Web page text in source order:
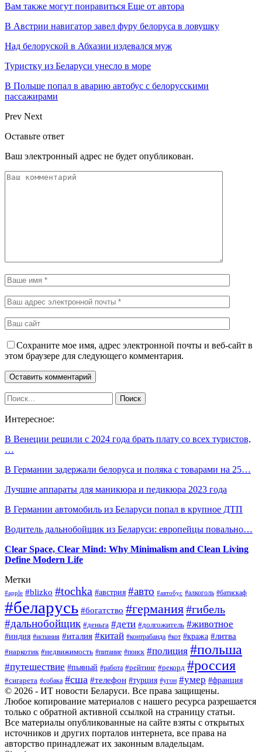
Вам также могут понравиться Еще от автора
В Австрии навигатор завел фуру белоруса в ловушку
Над белоруской в Абхазии издевался муж
Туристку из Беларуси унесло в море
В Польше попал в аварию автобус с белорусскими
пассажирами
Prev Next
Оставьте ответ
Ваш электронный адрес не будет опубликован.
Сохраните мое имя, адрес электронной почты и веб-сайт в
этом браузере для следующего комментария.
Интересное:
В Венеции решили с 2024 года брать плату со всех туристов,
…
В Германии задержали белоруса и поляка с товарами на 25…
Лучшие аппараты для маникюра и педикюра 2023 года
В Германии автомобиль из Беларуси попал в крупное ДТП
Водитель дальнобойщик из Беларуси: европейцы повально…
Clear Space, Clear Mind: Why Minimalism and Clean Living
Define Modern Life
Метки
#apple #blizko #tochka #австрия #авто #автобус #алкоголь #батискаф
#беларусь #богатство #германия#гибель
#дальнобойщик #деньга #дети #долгожитель #животное
#индия #испания #италия #китай #контрабанда #кот #кража #литва
#наркотик #недвижимость #питание #поиск #полиция #польша
#путешествие #пьяный #работа #рейтинг #рекорд #россия
#сигарета #собака #сша #телефон #турция #угон #умер #франция
© 2026 - ИТ новости Беларуси. Все права защищены.
Любое копирование материалов с нашего ресурса разрешается
только с обратной активной ссылкой на страницу статьи.
Все материалы опубликованные на сайте взяты с открытых
источников и других порталов интернета, все права на
авторство принадлежат их законным владельцам.